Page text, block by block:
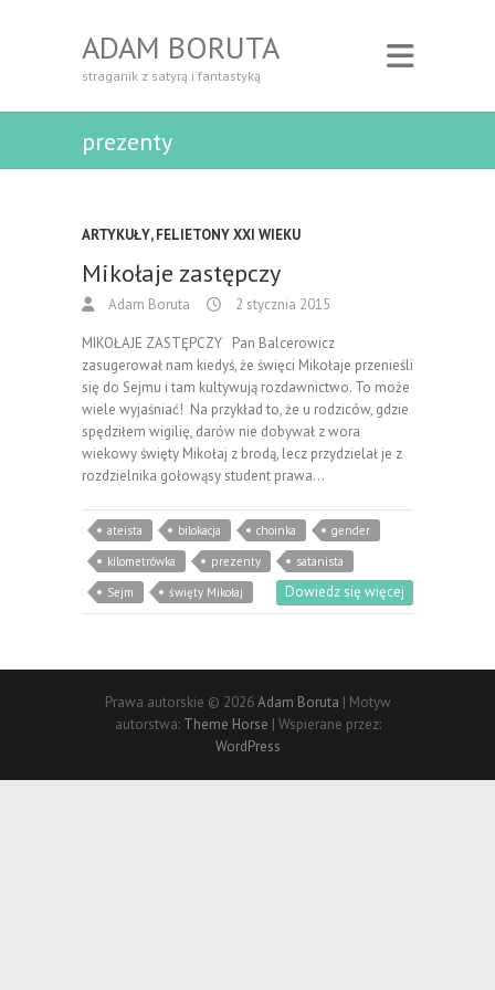
ADAM BORUTA
straganik z satyrą i fantastyką
prezenty
ARTYKUŁY,FELIETONY XXI WIEKU
Mikołaje zastępczy
Adam Boruta 2 stycznia 2015
MIKOŁAJE ZASTĘPCZY Pan Balcerowicz
zasugerował nam kiedyś, że święci Mikołaje przenieśli
się do Sejmu i tam kultywują rozdawnictwo. To może
wiele wyjaśniać! Na przykład to, że u rodziców, gdzie
spędziłem wigilię, darów nie dobywał z wora
wiekowy święty Mikołaj z brodą, lecz przydzielał je z
rozdzielnika gołowąsy student prawa…
ateista bilokacja choinka
gender
kilometrówka
prezenty
satanista
Sejm
święty Mikołaj Dowiedz się więcej
Prawa autorskie © 2026Adam Boruta | Motyw
autorstwa: Theme Horse | Wspierane przez:
WordPress